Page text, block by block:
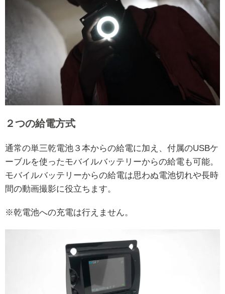
２つの給電方式
通常の単三乾電池３本からの給電に加え、付属のUSBケ
ーブルを使ったモバイルバッテリーからの給電も可能。
モバイルバッテリーからの給電は思わぬ電池切れや長時
間の動画撮影に役立ちます。
※乾電池への充電は行えません。